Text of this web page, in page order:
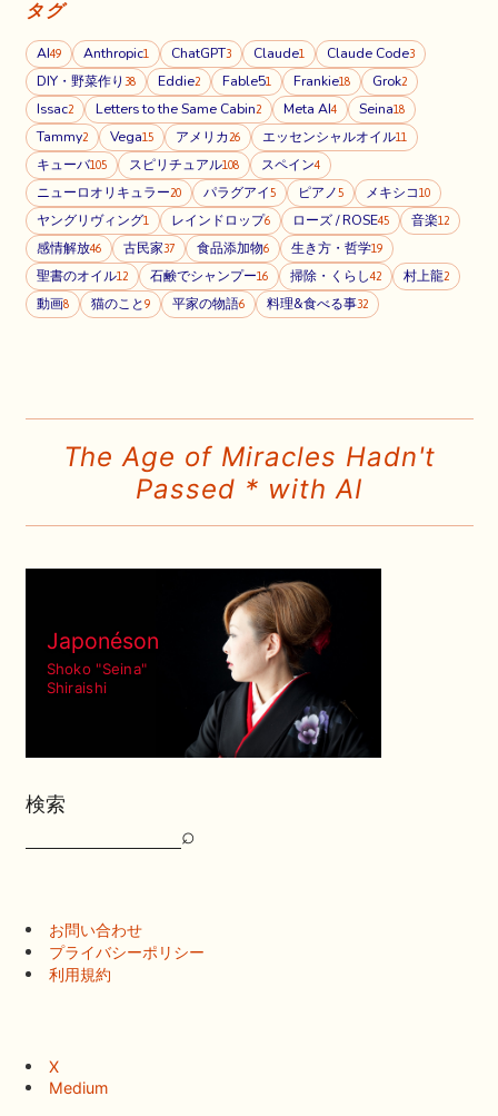
タグ
AI49 Anthropic1 ChatGPT3 Claude1 Claude Code3
DIY・野菜作り 38 Eddie2 Fable51 Frankie18 Grok2
Issac2 Letters to the Same Cabin2 Meta AI4 Seina18
Tammy2 Vega15 アメリカ 26 エッセンシャルオイル11
キューバ105 スピリチュアル108 スペイン4
ニューロオリキュラー20 パラグアイ 5 ピアノ 5 メキシコ10
ヤングリヴィング1 レインドロップ6 ローズ / ROSE45 音楽12
感情解放46 古民家37 食品添加物6 生き方・哲学19
聖書のオイル12 石鹸でシャンプー16 掃除・くらし42 村上龍2
動画8 猫のこと9 平家の物語6 料理&食べる事32
The Age of Miracles Hadn't
Passed * with AI
Japonéson
Shoko "Seina"
Shiraishi
検索
検
⌕
お問い合わせ
プライバシーポリシー
利用規約
X
Medium